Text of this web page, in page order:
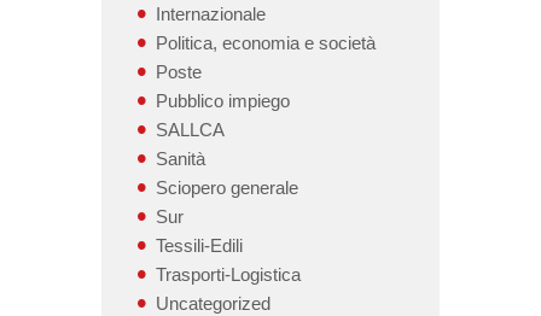
Internazionale
Politica, economia e società
Poste
Pubblico impiego
SALLCA
Sanità
Sciopero generale
Sur
Tessili-Edili
Trasporti-Logistica
Uncategorized